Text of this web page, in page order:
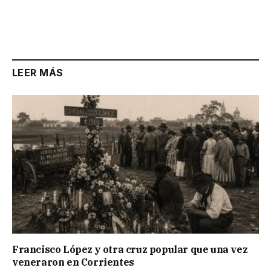
LEER MÁS
Francisco López y otra cruz popular que una vez
veneraron en Corrientes